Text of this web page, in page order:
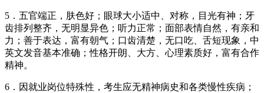
5．五官端正，肤色好；眼球大小适中、对称，目光有神；牙
齿排列整齐，无明显异色；听力正常；面部表情自然，有亲和
力；善于表达，富有朝气；口齿清楚，无口吃、舌短现象，中
英文发音基本准确；性格开朗、大方、心理素质好，富有合作
精神。
6．因就业岗位特殊性，考生应无精神病史和各类慢性疾病；